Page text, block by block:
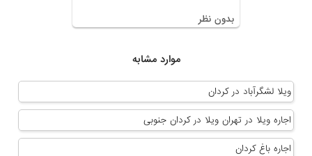
بدون نظر
موارد مشابه
ویلا لشگرآباد در کردان
اجاره ویلا در تهران ویلا در کردان جنوبی
اجاره باغ کردان